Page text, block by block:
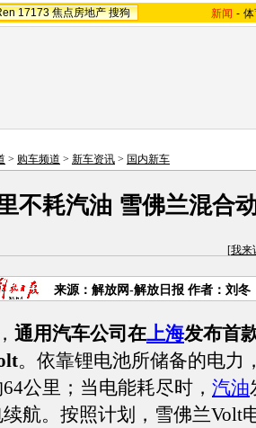
17173 焦点房地产 搜狗 新闻 -
> 购车频道 > 新车资讯 > 国内新车
不耗汽油 雪佛兰混合
[我来
来源：解放网-解放日报 作者：刘冬
通用汽车公司在上海发布首
。依靠锂电池所储备的电力
公里；当电能耗尽时， 汽油
航。按照计划，雪佛兰Volt